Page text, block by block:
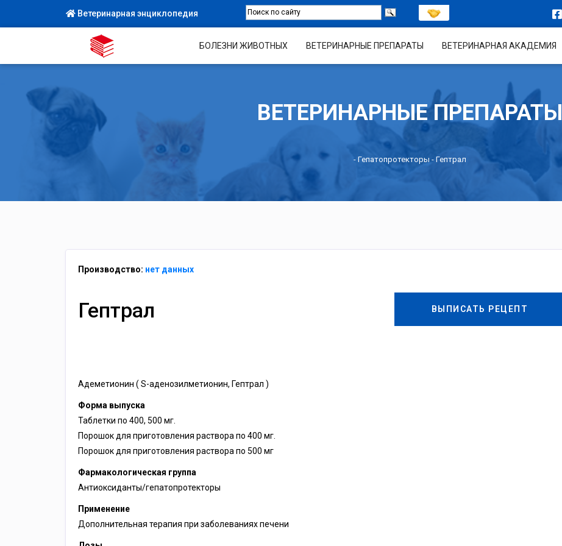
Ветеринарная энциклопедия
БОЛЕЗНИ ЖИВОТНЫХ ВЕТЕРИНАРНЫЕ ПРЕПАРАТЫ ВЕТЕРИНАРНАЯ АКАДЕМИЯ
ВЕТЕРИНАРНЫЕ ПРЕПАРАТЫ
- Гепатопротекторы - Гептрал
Производство: нет данных
ВЫПИСАТЬ РЕЦЕПТ
Гептрал
Адеметионин ( S-аденозилметионин, Гептрал )
Форма выпуска
Таблетки по 400, 500 мг.
Порошок для приготовления раствора по 400 мг.
Порошок для приготовления раствора по 500 мг
Фармакологическая группа
Антиоксиданты/гепатопротекторы
Применение
Дополнительная терапия при заболеваниях печени